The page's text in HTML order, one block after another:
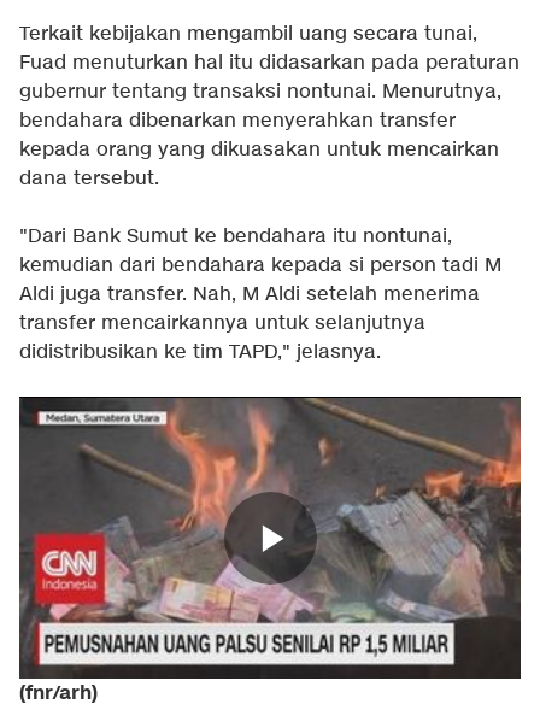
Terkait kebijakan mengambil uang secara tunai,
Fuad menuturkan hal itu didasarkan pada peraturan
gubernur tentang transaksi nontunai. Menurutnya,
bendahara dibenarkan menyerahkan transfer
kepada orang yang dikuasakan untuk mencairkan
dana tersebut.
"Dari Bank Sumut ke bendahara itu nontunai,
kemudian dari bendahara kepada si person tadi M
Aldi juga transfer. Nah, M Aldi setelah menerima
transfer mencairkannya untuk selanjutnya
didistribusikan ke tim TAPD," jelasnya.
(fnr/arh)